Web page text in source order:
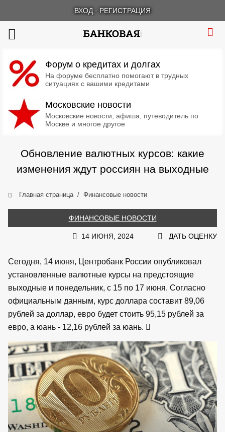
ВХОД · РЕГИСТРАЦИЯ
Форум о кредитах и долгах
На форуме бесплатно помогают в трудных
ситуациях с вашими кредитами
Московские новости
Московские новости, афиша, путеводитель по
Москве и многое другое
Обновление валютных курсов: какие
изменения ждут россиян на выходные
Главная страница Финансовые новости
ФИНАНСОВЫЕ НОВОСТИ
14 ИЮНЯ, 2024 ДАТЬ ОЦЕНКУ
Сегодня, 14 июня, Центробанк России опубликовал
установленные валютные курсы на предстоящие
выходные и понедельник, с 15 по 17 июня. Согласно
официальным данным, курс доллара составит 89,06
рублей за доллар, евро будет стоить 95,15 рублей за
евро, а юань - 12,16 рублей за юань.